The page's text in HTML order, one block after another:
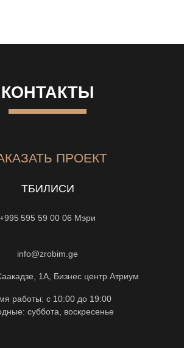
КОНТАКТЫ
ПРОЕКТ
ТБИЛИСИ
+995 595 59 00 06 Мэри
info@zrobim.ge
1А, Бизнес центр Атриум
работы: с 10:00 до 19:00
суббота, воскресенье